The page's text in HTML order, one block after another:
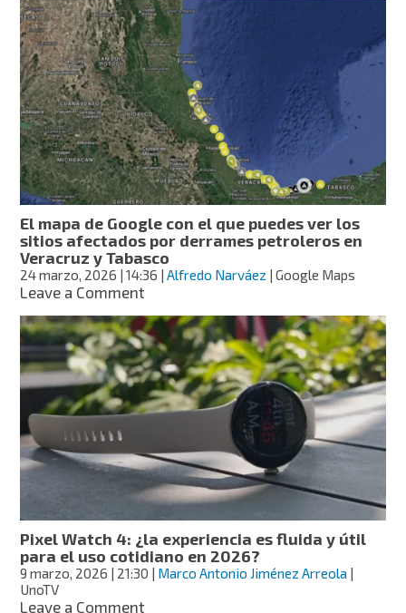
lanza
app
de
dictado
sin
conexión
para
iPhone
de
manera
gratuita
El mapa de Google con el que puedes ver los
sitios afectados por derrames petroleros en
Veracruz y Tabasco
24 marzo, 2026 | 14:36 |Alfredo Narváez | Google Maps
Leave a Commenton
mapa
de
Google
con
el
que
ver
los
sitios
afectados
por
derrames
petroleros
en
Pixel Watch 4: ¿la experiencia es fluida y útil
para el uso cotidiano en 2026?
9 marzo, 2026 | 21:30 Marco Antonio Jiménez Arreola
UnoTV
Leave a Commenton